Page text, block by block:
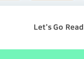
Let's Go